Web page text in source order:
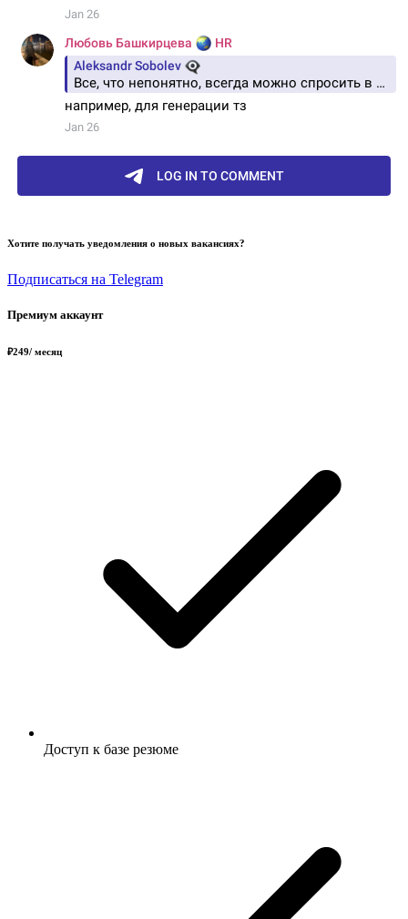
Хотите получать уведомления о новых вакансиях?
Подписаться на Telegram
Премиум аккаунт
₽249/ месяц
Доступ к базе резюме